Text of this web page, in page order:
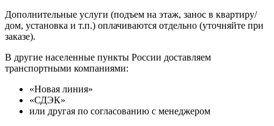
Дополнительные услуги (подъем на этаж, занос в квартиру/
дом, установка и т.п.) оплачиваются отдельно (уточняйте при
заказе).
В другие населенные пункты России доставляем
транспортными компаниями:
«Новая линия»
«СДЭК»
или другая по согласованию с менеджером